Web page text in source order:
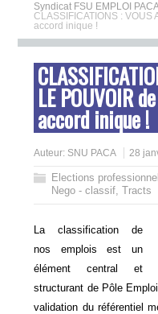
Syndicat FSU EMPLOI
CLASSIFICATIONS : VOUS
accord inique !
LE POUVOIR
accord inique !
Auteur: SNU PACA 28
Elections
Nego - classif,Tracts
La classification de
nos emplois est un
élément central et
structurant de Pôle
validation du référentiel